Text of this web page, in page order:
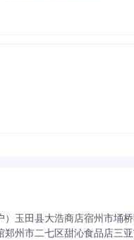
玉田县大浩商店宿州市埇
郑州市二七区甜沁食品店三